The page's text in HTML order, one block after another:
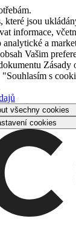
které jsou
informace,
a
Vašim
Zásady
s
všechny cookies
cookies